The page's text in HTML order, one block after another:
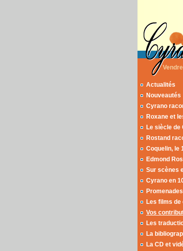
Actualités
Nouveautés
Cyrano
Roxane et
Le siècle de
Rostand
Coquelin, le
Edmond
Sur scènes
Cyrano en
Les films de
Vos
Les
La
La CD et